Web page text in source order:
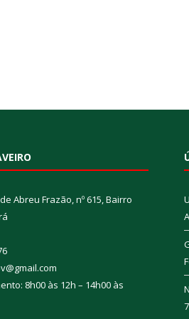
Abreu Frazão, nº 615, Bairro
8h00 às 12h – 14h00 às